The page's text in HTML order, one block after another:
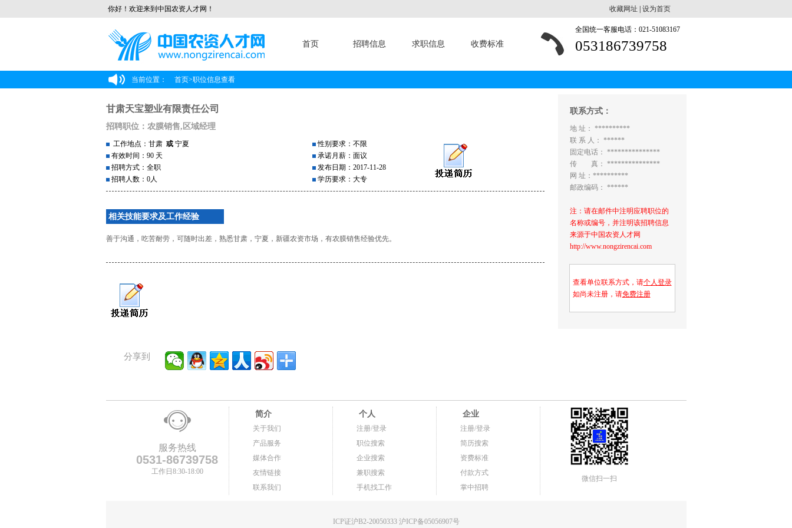
你好！欢迎来到中国农资人才网！ 收藏网址 设为首页
首页 招聘信息 求职信息 收费标准
全国统一客服电话：021-51083167
053186739758
当前位置： 首页>职位信息查看
甘肃天宝塑业有限责任公司
招聘职位：农膜销售,区域经理
工作地点：甘肃 或宁夏
有效时间：90 天
招聘方式：全职
招聘人数：0人
性别要求：不限
承诺月薪：面议
发布日期：2017-11-28
学历要求：大专
相关技能要求及工作经验
善于沟通，吃苦耐劳，可随时出差，熟悉甘肃，宁夏，新疆农资市场，有农膜销售经验优先。
分享到
联系方式：
地 址： **********
联 系 人： ******
固定电话： ***************
传 真： ***************
网 址：**********
邮政编码： ******
注：请在邮件中注明应聘职位的
名称或编号，并注明该招聘信息
来源于中国农资人才网
http://www.nongzirencai.com
查看单位联系方式，请个人登录
如尚未注册，请免费注册
服务热线
0531-86739758
工作日8:30-18:00
简介
关于我们
产品服务
媒体合作
友情链接
联系我们
个人
注册/登录
职位搜索
企业搜索
兼职搜索
手机找工作
企业
注册/登录
简历搜索
资费标准
付款方式
掌中招聘
微信扫一扫
ICP证沪B2-20050333 沪ICP备05056907号